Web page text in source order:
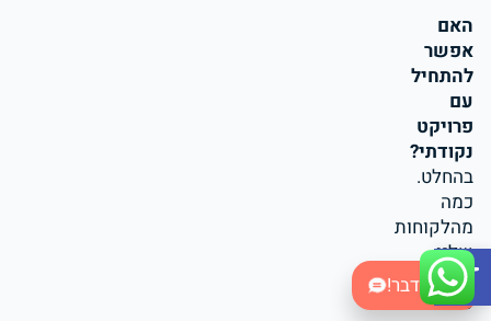
Open toolbar
בואו נדבר!
האם
אפשר
להתחיל
עם
פרויקט
נקודתי?
בהחלט.
כמה
מהלקוחות
שלנו
התחילו
עם